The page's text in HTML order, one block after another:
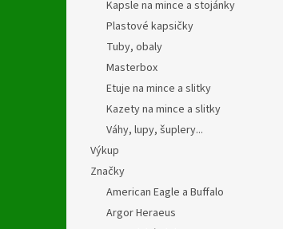
Kapsle na mince a stojánky
Plastové kapsičky
Tuby, obaly
Masterbox
Etuje na mince a slitky
Kazety na mince a slitky
Váhy, lupy, šuplery...
Výkup
Značky
American Eagle a Buffalo
Argor Heraeus